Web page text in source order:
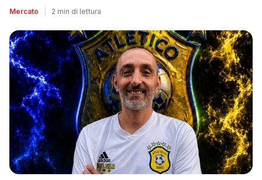
Mercato 2 min di lettura